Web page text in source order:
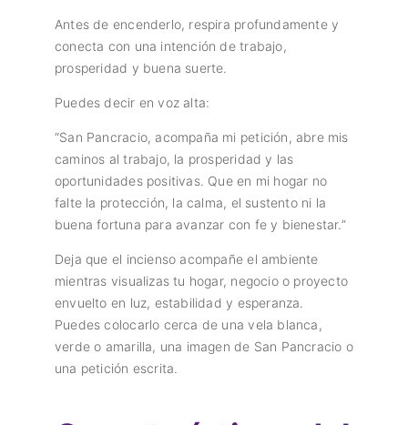
Antes de encenderlo, respira profundamente y
conecta con una intención de trabajo,
prosperidad y buena suerte.
Puedes decir en voz alta:
“San Pancracio, acompaña mi petición, abre mis
caminos al trabajo, la prosperidad y las
oportunidades positivas. Que en mi hogar no
falte la protección, la calma, el sustento ni la
buena fortuna para avanzar con fe y bienestar.”
Deja que el incienso acompañe el ambiente
mientras visualizas tu hogar, negocio o proyecto
envuelto en luz, estabilidad y esperanza.
Puedes colocarlo cerca de una vela blanca,
verde o amarilla, una imagen de San Pancracio o
una petición escrita.